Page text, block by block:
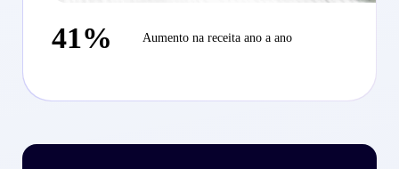
41% Aumento na receita ano a ano